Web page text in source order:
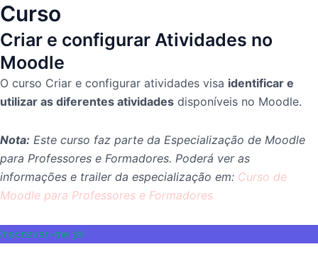
Curso
Criar e configurar Atividades no
Moodle
O curso Criar e configurar atividades visa identificar e
utilizar as diferentes atividades disponíveis no Moodle.
Nota: Este curso faz parte da Especialização de Moodle
para Professores e Formadores. Poderá ver as
informações e trailer da especialização em: Curso de
Moodle para Professores e Formadores
Inscrever-me já!